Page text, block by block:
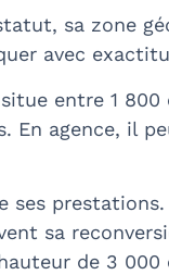
sa zone
avec
entre 1
agence, il
sa
de 3